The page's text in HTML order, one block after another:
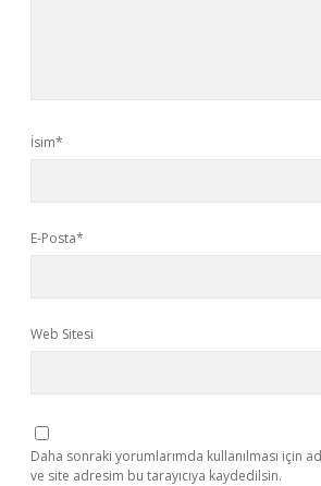
İsim*
E-Posta*
Web Sitesi
Daha sonraki yorumlarımda kullanılması için
ve site adresim bu tarayıcıya kaydedilsin.